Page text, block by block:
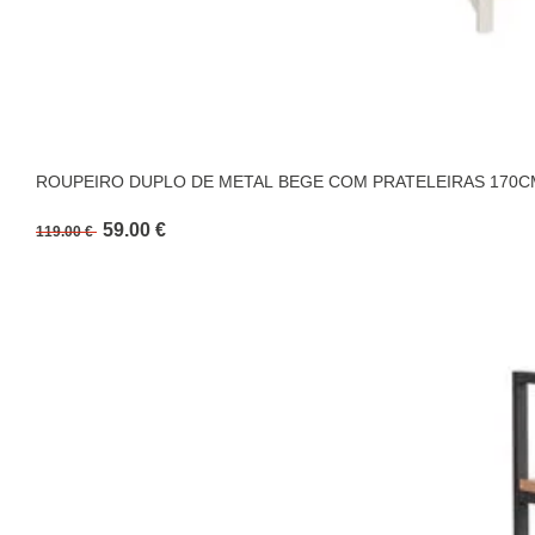
ROUPEIRO DUPLO DE METAL BEGE COM PRATELEIRAS
119.00 € 59.00 €